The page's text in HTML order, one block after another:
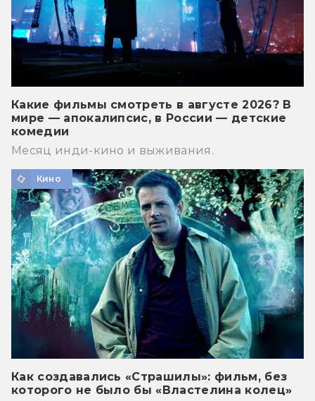
Какие фильмы смотреть в августе 2026? В
мире — апокалипсис, в России — детские
комедии
Месяц инди-кино и выживания.
Кино
Как создавались «Страшилы»: фильм, без
которого не было бы «Властелина колец»